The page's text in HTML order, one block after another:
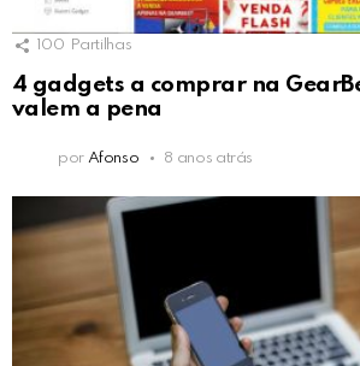
100 Partilhas
4 gadgets a comprar na
valem a pena
por Afonso 8 anos atrás